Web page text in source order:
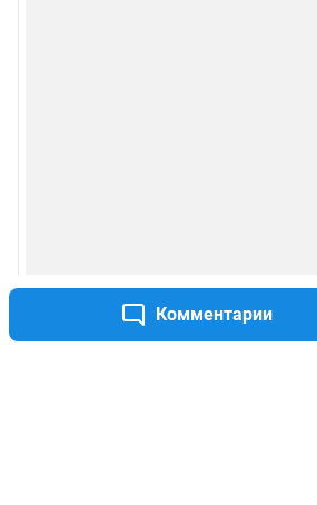
Комментарии